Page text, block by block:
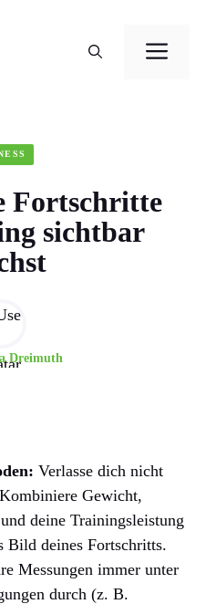
Fortschritte
sichtbar
Dreimuth
Verlasse dich nicht
Gewicht,
deine Trainingsleistung
Bild deines Fortschritts.
Messungen immer unter
durch (z. B.